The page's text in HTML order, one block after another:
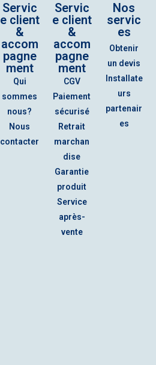
Servic
e client
&
accom
pagne
ment
Qui
sommes
nous?
Nous
contacter
Servic
e client
&
accom
pagne
ment
CGV
Paiement
sécurisé
Retrait
marchan
dise
Garantie
produit
Service
après-
vente
Nos
servic
es
Obtenir
un devis
Installate
urs
partenair
es